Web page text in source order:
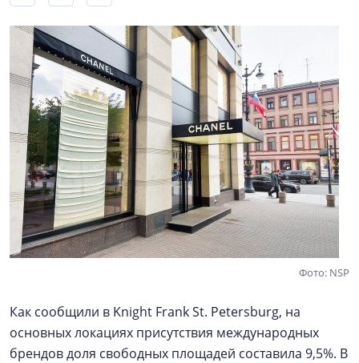
Фото: NSP
Как сообщили в Knight Frank St. Petersburg, на
основных локациях присутствия международных
брендов доля свободных площадей составила 9,5%. В